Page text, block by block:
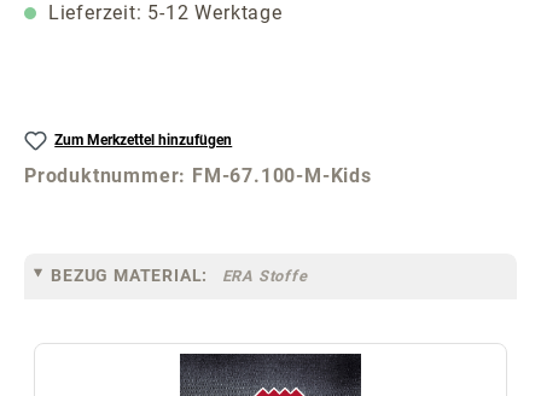
Lieferzeit: 5-12 Werktage
Zum Merkzettel hinzufügen
Produktnummer: FM-67.100-M-Kids
BEZUG MATERIAL: ERA Stoffe